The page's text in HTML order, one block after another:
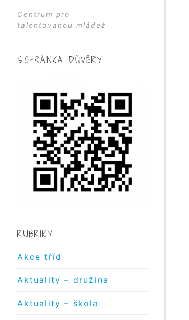
Centrum pro
talentovanou mládež
SCHRÁNKA DŮVĚRY
RUBRIKY
Akce tříd
Aktuality – družina
Aktuality – škola